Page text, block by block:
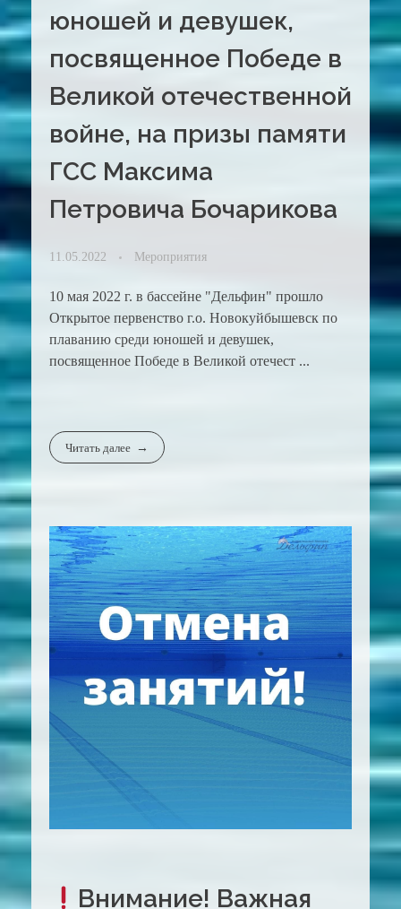
юношей и девушек,
посвященное Победе в
Великой отечественной
войне, на призы памяти
ГСС Максима
Петровича Бочарикова
11.05.2022 Мероприятия
10 мая 2022 г. в бассейне "Дельфин" прошло
Открытое первенство г.о. Новокуйбышевск по
плаванию среди юношей и девушек,
посвященное Победе в Великой отечест ...
Читать далее
Внимание! Важная